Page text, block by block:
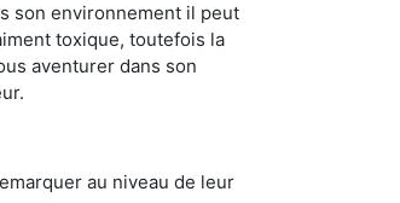
son environnement il peut
toxique, toutefois la
aventurer dans son
au niveau de leur